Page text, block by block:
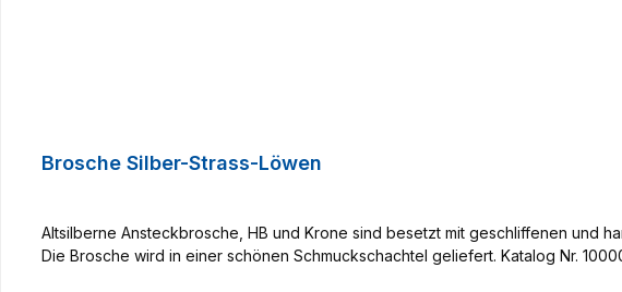
Brosche Silber-Strass-Löwen
Altsilberne Ansteckbrosche, HB und Krone sind besetzt mit geschliffenen und
Die Brosche wird in einer schönen Schmuckschachtel geliefert. Katalog Nr.